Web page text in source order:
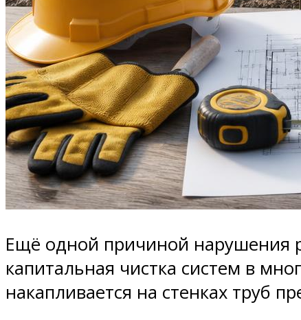
Ещё одной причиной нарушения
капитальная чистка систем в
накапливается на стенках труб